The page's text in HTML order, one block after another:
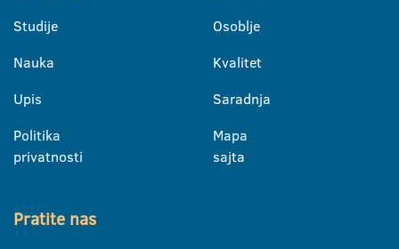
Studije
Nauka
Upis
Politika
privatnosti
Osoblje
Kvalitet
Saradnja
Mapa
sajta
Pratite nas